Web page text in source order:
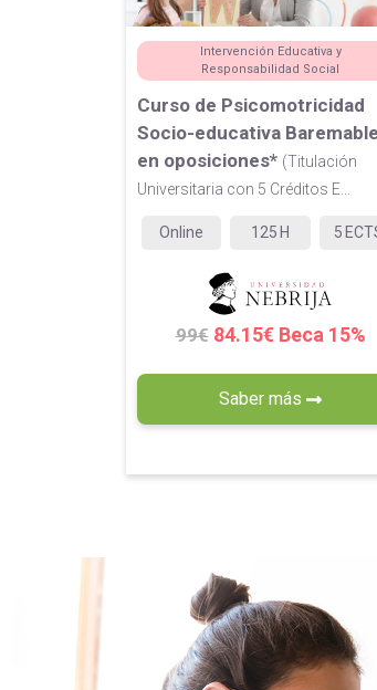
Intervención Educativa y
Responsabilidad Social
Curso de Psicomotricidad
Socio-educativa Baremable
en oposiciones* (Titulación
Universitaria con 5 Créditos E...
Online 125 H 5
99€ 84.15€ Beca 15%
Saber más